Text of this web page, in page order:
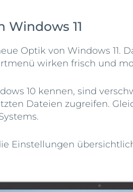
Windows 11
Optik von Windows
wirken frisch und
10 kennen, sind
Dateien zugreifen.
Einstellungen